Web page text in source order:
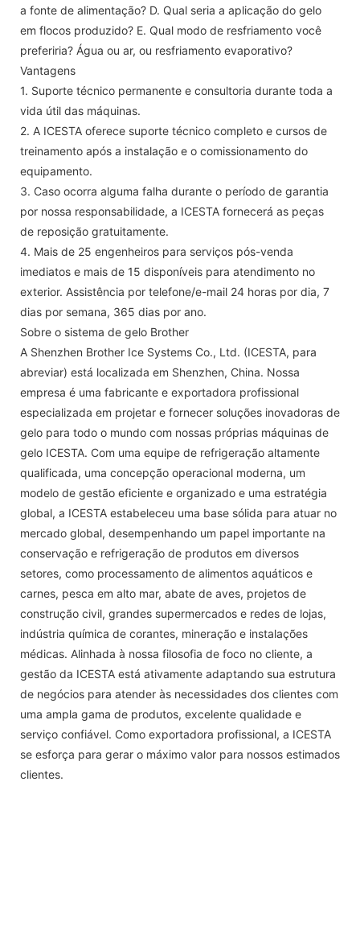
a fonte de alimentação? D. Qual seria a aplicação do gelo
em flocos produzido? E. Qual modo de resfriamento você
preferiria? Água ou ar, ou resfriamento evaporativo?
Vantagens
1. Suporte técnico permanente e consultoria durante toda a
vida útil das máquinas.
2. A ICESTA oferece suporte técnico completo e cursos de
treinamento após a instalação e o comissionamento do
equipamento.
3. Caso ocorra alguma falha durante o período de garantia
por nossa responsabilidade, a ICESTA fornecerá as peças
de reposição gratuitamente.
4. Mais de 25 engenheiros para serviços pós-venda
imediatos e mais de 15 disponíveis para atendimento no
exterior. Assistência por telefone/e-mail 24 horas por dia, 7
dias por semana, 365 dias por ano.
Sobre o sistema de gelo Brother
A Shenzhen Brother Ice Systems Co., Ltd. (ICESTA, para
abreviar) está localizada em Shenzhen, China. Nossa
empresa é uma fabricante e exportadora profissional
especializada em projetar e fornecer soluções inovadoras de
gelo para todo o mundo com nossas próprias máquinas de
gelo ICESTA. Com uma equipe de refrigeração altamente
qualificada, uma concepção operacional moderna, um
modelo de gestão eficiente e organizado e uma estratégia
global, a ICESTA estabeleceu uma base sólida para atuar no
mercado global, desempenhando um papel importante na
conservação e refrigeração de produtos em diversos
setores, como processamento de alimentos aquáticos e
carnes, pesca em alto mar, abate de aves, projetos de
construção civil, grandes supermercados e redes de lojas,
indústria química de corantes, mineração e instalações
médicas. Alinhada à nossa filosofia de foco no cliente, a
gestão da ICESTA está ativamente adaptando sua estrutura
de negócios para atender às necessidades dos clientes com
uma ampla gama de produtos, excelente qualidade e
serviço confiável. Como exportadora profissional, a ICESTA
se esforça para gerar o máximo valor para nossos estimados
clientes.